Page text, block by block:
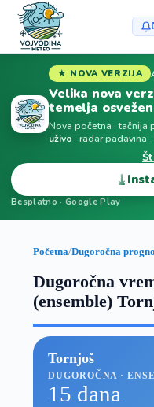
★ NOVA VERZIJA
Velika nova
temelja
Nova početna · tačnija
uživo · radar padavina
⤓
Besplatno · Google Play
Početna/Dugoročna
Dugoročna
(ensemble)
Tornjoš
DUGOROČNA ·
15 dana